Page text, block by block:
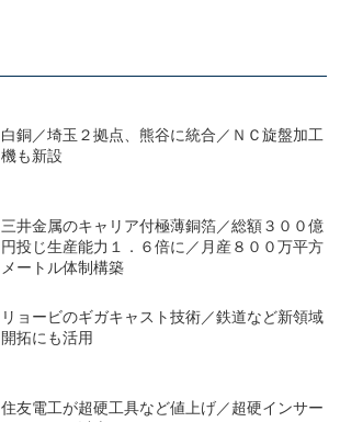
白銅／埼玉２拠点、熊谷に統合／ＮＣ旋盤加工
機も新設
三井金属のキャリア付極薄銅箔／総額３００億
円投じ生産能力１．６倍に／月産８００万平方
メートル体制構築
リョービのギガキャスト技術／鉄道など新領域
開拓にも活用
住友電工が超硬工具など値上げ／超硬インサー